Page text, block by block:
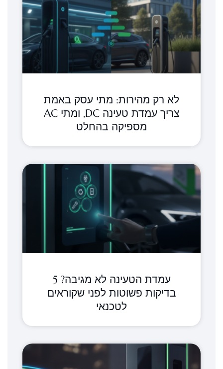
לא רק מהירות: מתי עסק באמת
צריך עמדת טעינה DC, ומתי AC
מספיקה בהחלט
עמדת הטעינה לא מגיבה? 5
בדיקות פשוטות לפני שקוראים
לטכנאי